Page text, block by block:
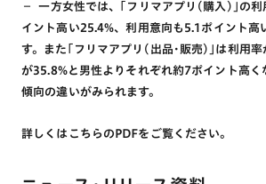
－ 一方女性では、｢フリマアプリ(購入)｣の利
イント高い25.4%、利用意向も5.1ポイント高
す。また｢フリマアプリ(出品･販売)｣は利用率
が35.8%と男性よりそれぞれ約7ポイント高く
傾向の違いがみられます。
詳しくはこちらのPDFをご覧ください。